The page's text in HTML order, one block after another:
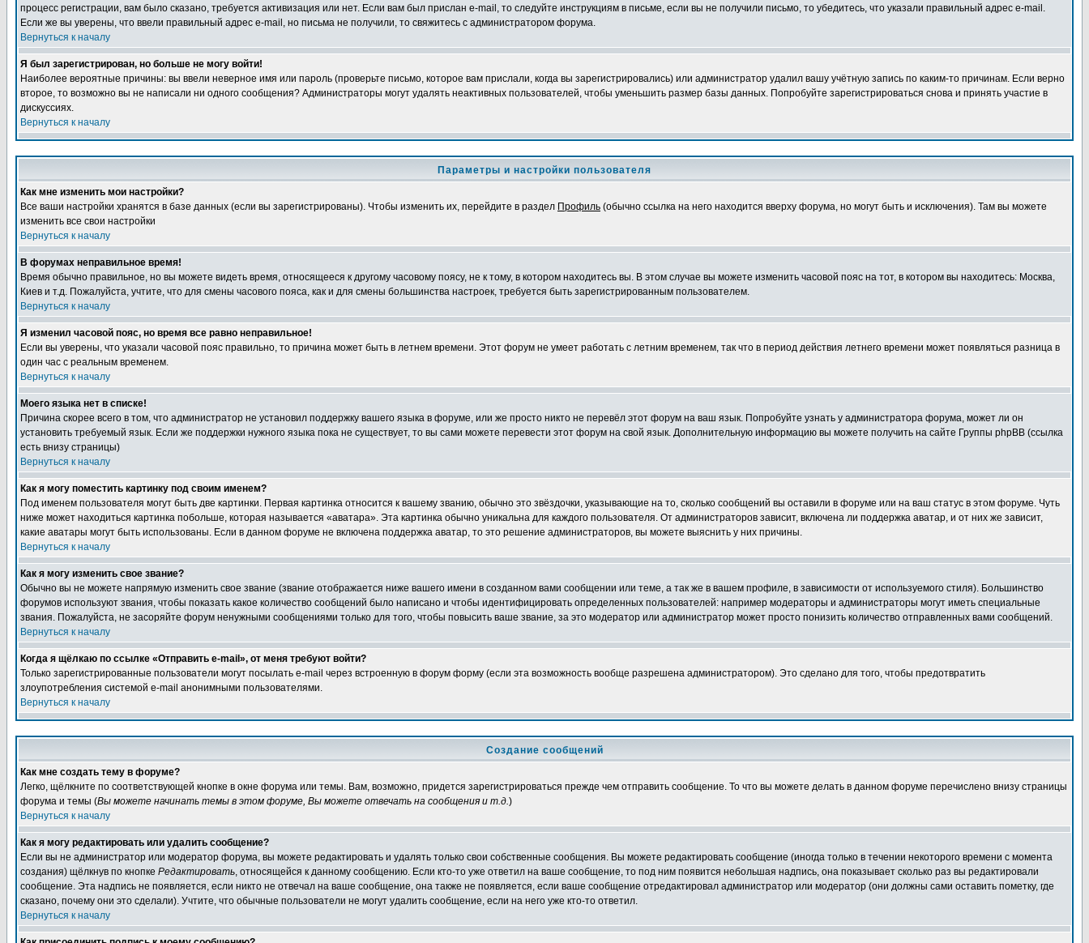
процесс регистрации, вам было сказано, требуется активизация или нет. Если вам был прислан e-mail, то следуйте инструкциям в письме, если вы не получили письмо, то убедитесь, что указали правильный адрес e-mail.
Если же вы уверены, что ввели правильный адрес e-mail, но письма не получили, то свяжитесь с администратором форума.
Вернуться к началу
Я был зарегистрирован, но больше не могу войти!
Наиболее вероятные причины: вы ввели неверное имя или пароль (проверьте письмо, которое вам прислали, когда вы зарегистрировались) или администратор удалил вашу учётную запись по каким-то причинам. Если верно
второе, то возможно вы не написали ни одного сообщения? Администраторы могут удалять неактивных пользователей, чтобы уменьшить размер базы данных. Попробуйте зарегистрироваться снова и принять участие в
дискуссиях.
Вернуться к началу
Параметры и настройки пользователя
Как мне изменить мои настройки?
Все ваши настройки хранятся в базе данных (если вы зарегистрированы). Чтобы изменить их, перейдите в раздел Профиль (обычно ссылка на него находится вверху форума, но могут быть и исключения). Там вы можете
изменить все свои настройки
Вернуться к началу
В форумах неправильное время!
Время обычно правильное, но вы можете видеть время, относящееся к другому часовому поясу, не к тому, в котором находитесь вы. В этом случае вы можете изменить часовой пояс на тот, в котором вы находитесь: Москва,
Киев и т.д. Пожалуйста, учтите, что для смены часового пояса, как и для смены большинства настроек, требуется быть зарегистрированным пользователем.
Вернуться к началу
Я изменил часовой пояс, но время все равно неправильное!
Если вы уверены, что указали часовой пояс правильно, то причина может быть в летнем времени. Этот форум не умеет работать с летним временем, так что в период действия летнего времени может появляться разница в
один час с реальным временем.
Вернуться к началу
Моего языка нет в списке!
Причина скорее всего в том, что администратор не установил поддержку вашего языка в форуме, или же просто никто не перевёл этот форум на ваш язык. Попробуйте узнать у администратора форума, может ли он
установить требуемый язык. Если же поддержки нужного языка пока не существует, то вы сами можете перевести этот форум на свой язык. Дополнительную информацию вы можете получить на сайте Группы phpBB (ссылка
есть внизу страницы)
Вернуться к началу
Как я могу поместить картинку под своим именем?
Под именем пользователя могут быть две картинки. Первая картинка относится к вашему званию, обычно это звёздочки, указывающие на то, сколько сообщений вы оставили в форуме или на ваш статус в этом форуме. Чуть
ниже может находиться картинка побольше, которая называется «аватара». Эта картинка обычно уникальна для каждого пользователя. От администраторов зависит, включена ли поддержка аватар, и от них же зависит,
какие аватары могут быть использованы. Если в данном форуме не включена поддержка аватар, то это решение администраторов, вы можете выяснить у них причины.
Вернуться к началу
Как я могу изменить свое звание?
Обычно вы не можете напрямую изменить свое звание (звание отображается ниже вашего имени в созданном вами сообщении или теме, а так же в вашем профиле, в зависимости от используемого стиля). Большинство
форумов используют звания, чтобы показать какое количество сообщений было написано и чтобы идентифицировать определенных пользователей: например модераторы и администраторы могут иметь специальные
звания. Пожалуйста, не засоряйте форум ненужными сообщениями только для того, чтобы повысить ваше звание, за это модератор или администратор может просто понизить количество отправленных вами сообщений.
Вернуться к началу
Когда я щёлкаю по ссылке «Отправить e-mail», от меня требуют войти?
Только зарегистрированные пользователи могут посылать e-mail через встроенную в форум форму (если эта возможность вообще разрешена администратором). Это сделано для того, чтобы предотвратить
злоупотребления системой e-mail анонимными пользователями.
Вернуться к началу
Создание сообщений
Как мне создать тему в форуме?
Легко, щёлкните по соответствующей кнопке в окне форума или темы. Вам, возможно, придется зарегистрироваться прежде чем отправить сообщение. То что вы можете делать в данном форуме перечислено внизу страницы
форума и темы (Вы можете начинать темы в этом форуме, Вы можете отвечать на сообщения и т.д.)
Вернуться к началу
Как я могу редактировать или удалить сообщение?
Если вы не администратор или модератор форума, вы можете редактировать и удалять только свои собственные сообщения. Вы можете редактировать сообщение (иногда только в течении некоторого времени с момента
создания) щёлкнув по кнопке Редактировать, относящейся к данному сообщению. Если кто-то уже ответил на ваше сообщение, то под ним появится небольшая надпись, она показывает сколько раз вы редактировали
сообщение. Эта надпись не появляется, если никто не отвечал на ваше сообщение, она также не появляется, если ваше сообщение отредактировал администратор или модератор (они должны сами оставить пометку, где
сказано, почему они это сделали). Учтите, что обычные пользователи не могут удалить сообщение, если на него уже кто-то ответил.
Вернуться к началу